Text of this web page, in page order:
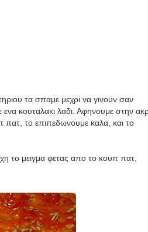
τα σπαμε μεχρι να γινουν σαν
κουταλακι λαδι. Αφηνουμε στην
πατ, το επιπεδωνουμε καλα, και το
το μειγμα φετας απο το κουπ πατ,